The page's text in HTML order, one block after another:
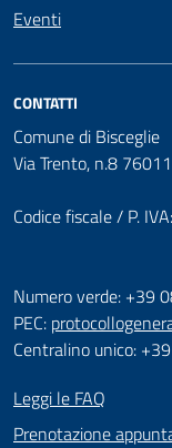
Eventi
CONTATTI
Comune di Bisceglie
Via Trento, n.8
Codice fiscale / P.
Numero verde: +39
PEC:
Centralino unico:
Leggi le FAQ
Prenotazione